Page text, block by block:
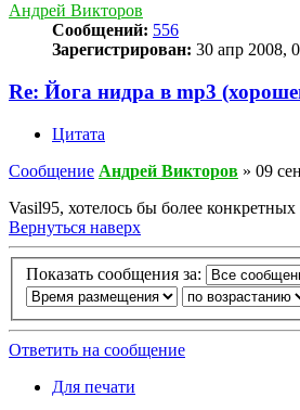
Андрей Викторов
Сообщений: 556
Зарегистрирован: 30 апр 2008,
Re: Йога нидра в mp3
Цитата
Сообщение Андрей Викторов » 09
Vasil95, хотелось бы более
Вернуться наверх
Показать сообщения за:
Ответить на сообщение
Для печати